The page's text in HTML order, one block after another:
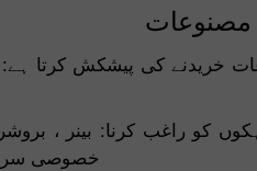
مصنوعات
خریدنے کی پیشکش کرتا
کو راغب کرنا: بینر ، بروشر
خصوصی